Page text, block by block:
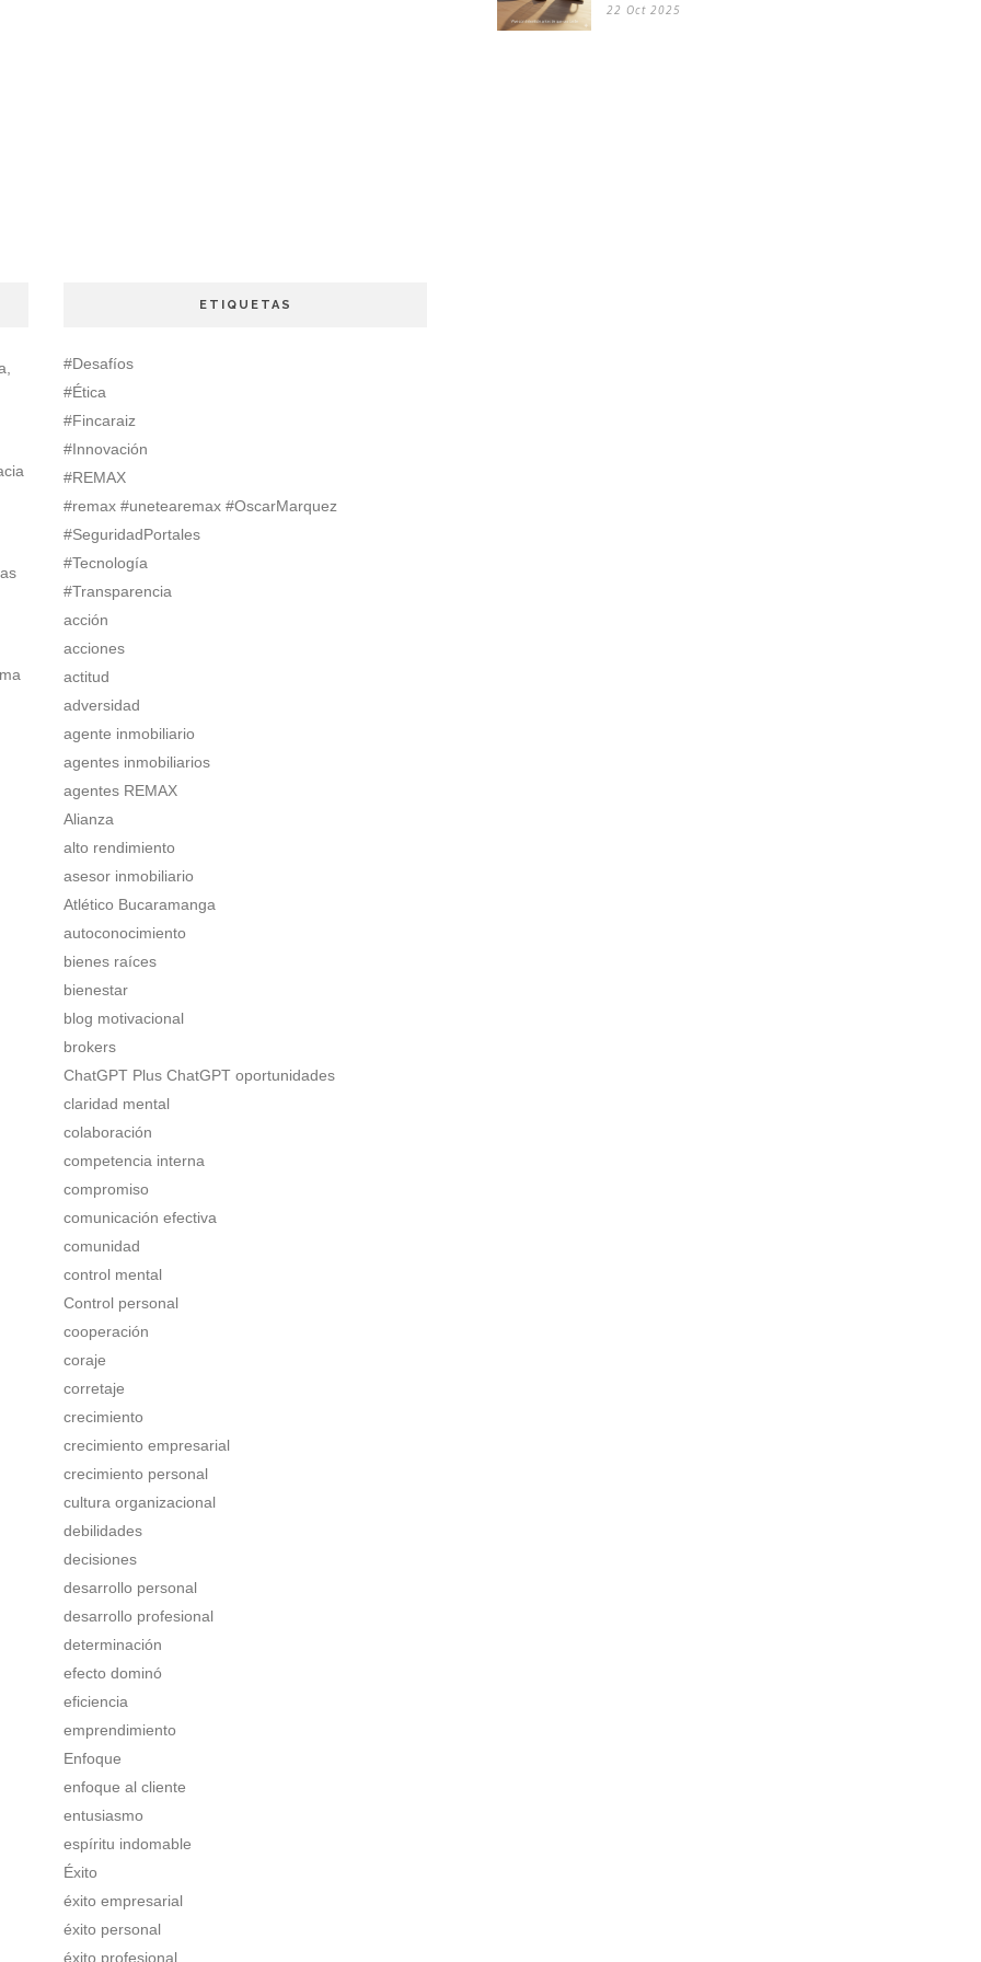
22 Oct 2025
ETIQUETAS
#Desafíos
#Ética
#Fincaraiz
#Innovación
#REMAX
#remax #unetearemax #OscarMarquez
#SeguridadPortales
#Tecnología
#Transparencia
acción
acciones
actitud
adversidad
agente inmobiliario
agentes inmobiliarios
agentes REMAX
Alianza
alto rendimiento
asesor inmobiliario
Atlético Bucaramanga
autoconocimiento
bienes raíces
bienestar
blog motivacional
brokers
ChatGPT Plus ChatGPT oportunidades
claridad mental
colaboración
competencia interna
compromiso
comunicación efectiva
comunidad
control mental
Control personal
cooperación
coraje
corretaje
crecimiento
crecimiento empresarial
crecimiento personal
cultura organizacional
debilidades
decisiones
desarrollo personal
desarrollo profesional
determinación
efecto dominó
eficiencia
emprendimiento
Enfoque
enfoque al cliente
entusiasmo
espíritu indomable
Éxito
éxito empresarial
éxito personal
éxito profesional